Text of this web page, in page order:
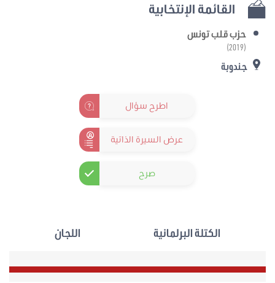
القائمة الإنتخابية
حزب قلب تونس
(2019)
جندوبة
اطرح سؤال
عرض السيرة الذاتية
صرح
الكتلة البرلمانية اللجان